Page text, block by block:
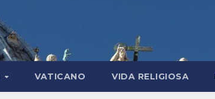
VATICANO VIDA RELIGIOSA